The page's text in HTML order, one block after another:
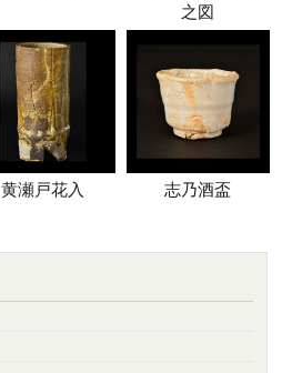
之図
黄瀬戸花入 志乃酒盃